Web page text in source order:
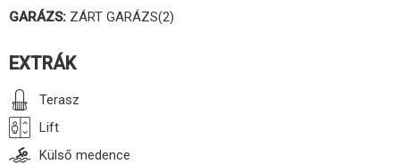
GARÁZS: ZÁRT GARÁZS(2)
EXTRÁK
Terasz
Lift
Külső medence